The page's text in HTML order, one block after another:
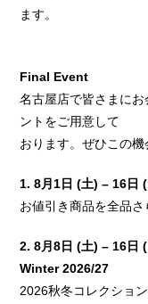
ます。
Final Event
名古屋店で皆さまに
ントをご用意して
おります。ぜひこの機
1. 8月1日 (土) – 16日
お値引き商品を全品
2. 8月8日 (土) – 16日
Winter 2026/27
2026秋冬コレクショ